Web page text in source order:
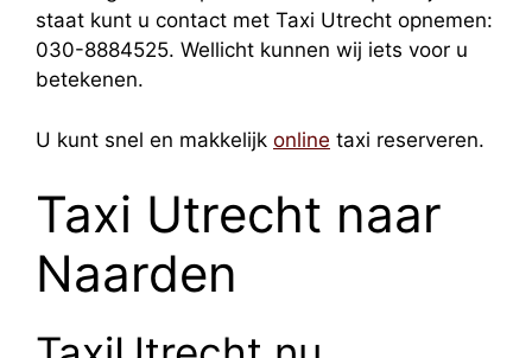
staat kunt u contact met Taxi Utrecht opnemen:
030-8884525. Wellicht kunnen wij iets voor u
betekenen.
U kunt snel en makkelijk online taxi reserveren.
Taxi Utrecht naar
Naarden